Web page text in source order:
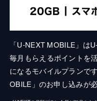
「U-NEXT MOBILE」は
毎月もらえるポイントを
になるモバイルプランで
OBILE」のお申し込みが